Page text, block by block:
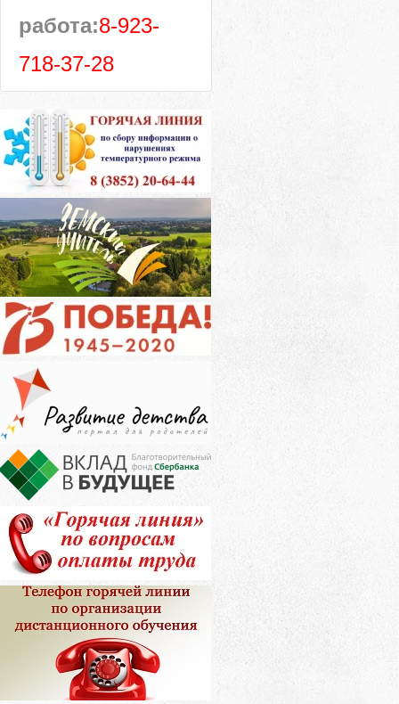
работа:8-923-
718-37-28